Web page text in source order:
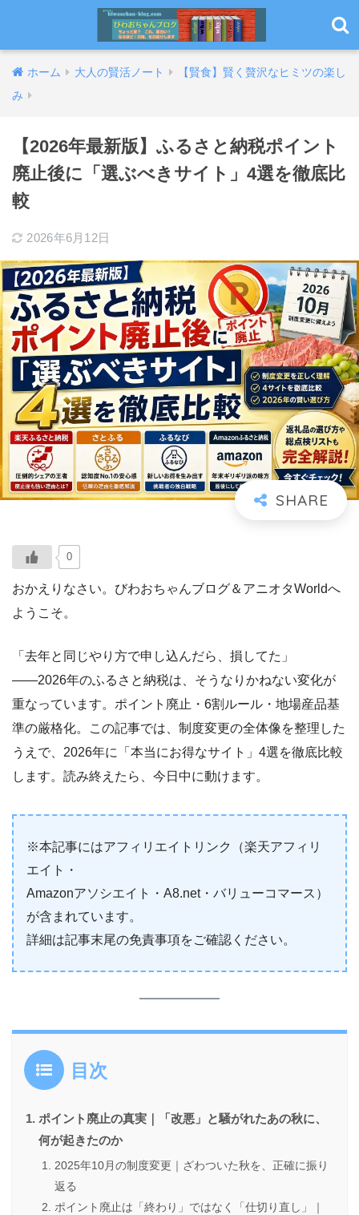
ホーム 大人の賢活ノート
【賢食】賢く贅沢なヒミツの楽し
み
【2026年最新版】ふるさと納税ポイント
廃止後に「選ぶべきサイト」4選を徹底比
較
2026年6月12日
0
おかえりなさい。びわおちゃんブログ＆アニオタWorldへ
ようこそ。
「去年と同じやり方で申し込んだら、損してた」
――2026年のふるさと納税は、そうなりかねない変化が
重なっています。ポイント廃止・6割ルール・地場産品基
準の厳格化。この記事では、制度変更の全体像を整理した
うえで、2026年に「本当にお得なサイト」4選を徹底比較
します。読み終えたら、今日中に動けます。
※本記事にはアフィリエイトリンク（楽天アフィリ
エイト・
Amazonアソシエイト・A8.net・バリューコマース）
が含まれています。
詳細は記事末尾の免責事項をご確認ください。
目次
ポイント廃止の真実｜「改悪」と騒がれたあの秋に、
何が起きたのか
2025年10月の制度変更｜ざわついた秋を、正確に振り
返る
ポイント廃止は「終わり」ではなく「仕切り直し」｜